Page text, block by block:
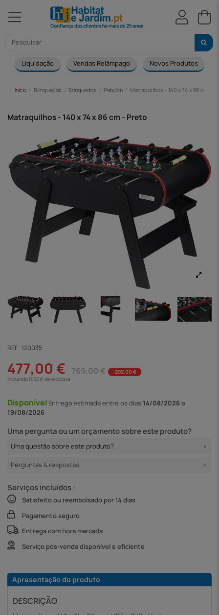
Liquidação Vendas Relâmpago Novos Produtos
Início Brinquedos Brinquedos Pebolim Matraquilhos - 140 x 74 x 86 cm -
Matraquilhos - 140 x 74 x 86 cm - Preto
-292,00 €
REF: 120035
477,00 € 769,00 €
-292,00 €
Incluindo 0,00 € de ecotaxa
Disponível Entregaestimada entre os dias 14/08/2026e
19/08/2026
Uma pergunta ou um orçamento sobre este produto?
Uma questão sobre este produto?
Perguntas & respostas
Serviços incluídos :
Satisfeito ou reembolsado por 14 dias
Pagamento seguro
Entrega com hora marcada
Serviço pós-venda disponível e eficiente
Apresentação do produto
DESCRIÇÃO